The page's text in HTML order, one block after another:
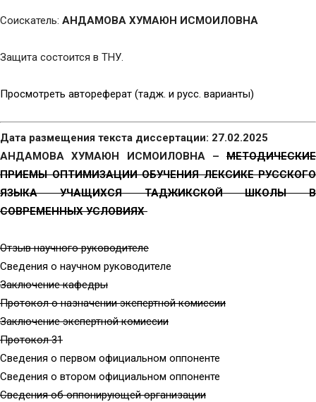
Соискатель: АНДАМОВА ХУМАЮН ИСМОИЛОВНА
Защита состоится в ТНУ.
Просмотреть автореферат (тадж. и русс. варианты)
Дата размещения текста диссертации: 27.02.2025
АНДАМОВА ХУМАЮН ИСМОИЛОВНА – МЕТОДИЧЕСКИЕ
ПРИЕМЫ ОПТИМИЗАЦИИ ОБУЧЕНИЯ ЛЕКСИКЕ РУССКОГО
ЯЗЫКА УЧАЩИХСЯ ТАДЖИКСКОЙ ШКОЛЫ В
СОВРЕМЕННЫХ УСЛОВИЯХ
Отзыв научного руководителе
Сведения о научном руководителе
Заключение кафедры
Протокол о назначении экспертной комиссии
Заключение экспертной комиссии
Протокол 31
Сведения о первом официальном оппоненте
Сведения о втором официальном оппоненте
Сведения об оппонирующей организации